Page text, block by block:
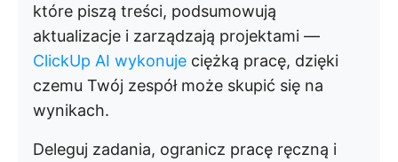
które piszą treści, podsumowują
aktualizacje i zarządzają projektami —
ClickUp AI wykonuje ciężką pracę, dzięki
czemu Twój zespół może skupić się na
wynikach.
Deleguj zadania, ogranicz pracę ręczną i